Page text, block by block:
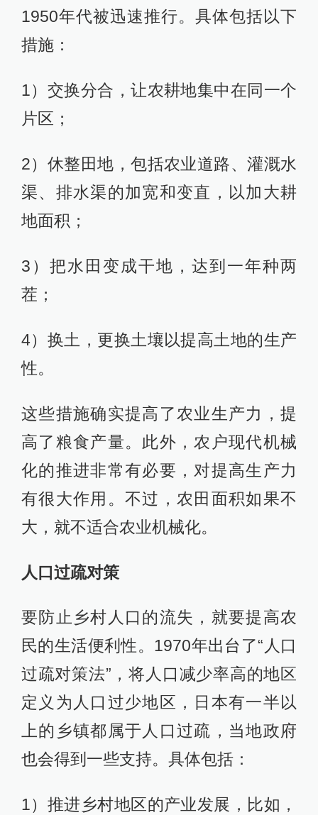
1950年代被迅速推行。具体包括以下
措施：
1）交换分合，让农耕地集中在同一个
片区；
2）休整田地，包括农业道路、灌溉水
渠、排水渠的加宽和变直，以加大耕
地面积；
3）把水田变成干地，达到一年种两
茬；
4）换土，更换土壤以提高土地的生产
性。
这些措施确实提高了农业生产力，提
高了粮食产量。此外，农户现代机械
化的推进非常有必要，对提高生产力
有很大作用。不过，农田面积如果不
大，就不适合农业机械化。
人口过疏对策
要防止乡村人口的流失，就要提高农
民的生活便利性。1970年出台了“人口
过疏对策法”，将人口减少率高的地区
定义为人口过少地区，日本有一半以
上的乡镇都属于人口过疏，当地政府
也会得到一些支持。具体包括：
1）推进乡村地区的产业发展，比如，